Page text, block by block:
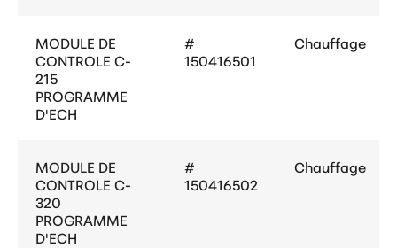
MODULE DE
CONTROLE C-
215
PROGRAMME
D'ECH
#
150416501
Chauffage
MODULE DE
CONTROLE C-
320
PROGRAMME
D'ECH
#
150416502
Chauffage